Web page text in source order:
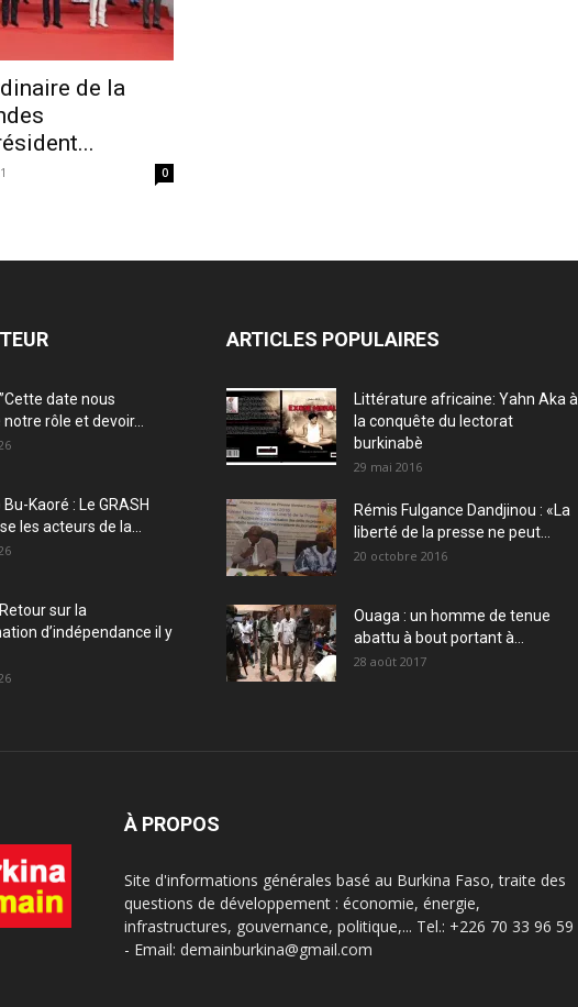
de la
0
date nous
rôle et devoir...
Bu-Kaoré : Le GRASH
les acteurs de la...
sur la
d’indépendance il y
ARTICLES POPULAIRES
Littérature africaine: Yahn Aka à
la conquête du lectorat
burkinabè
29 mai 2016
Rémis Fulgance Dandjinou : «La
liberté de la presse ne peut...
20 octobre 2016
Ouaga : un homme de tenue
abattu à bout portant à...
28 août 2017
À PROPOS
Site d'informations générales basé au Burkina Faso, traite des
questions de développement : économie, énergie,
infrastructures, gouvernance, politique,... Tel.: +226 70 33 96 59
- Email: demainburkina@gmail.com